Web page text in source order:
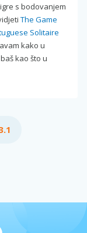
s bodovanjem
The Game
Solitaire
kako u
kao što u